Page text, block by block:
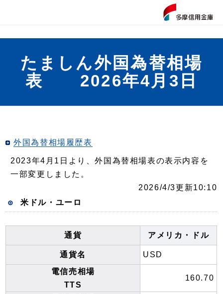
たましん外国為替相場
表 2026年4月3日
外国為替相場履歴表
2023年4月1日より、外国為替相場表の表示内容を
一部変更しました。
2026/4/3更新10:10
米ドル・ユーロ
通貨 アメリカ・ドル
通貨名
USD
電信売相場
TTS
160.70